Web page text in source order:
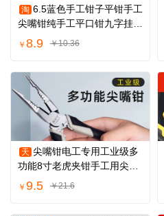
淘 6.5蓝色手工钳子平钳手工
尖嘴钳纯手工平口钳九字挂圈
钳子开圈钳
￥ 8.9 ￥10.36
天 尖嘴钳电工专用工业级多
功能8寸老虎夹钳手工用尖口
剪钳尖咀钳子
￥ 9.5 ￥21.6